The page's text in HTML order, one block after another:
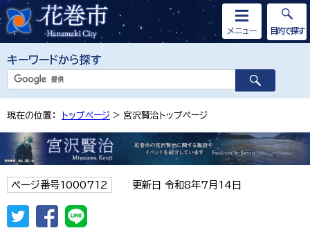
キーワードから探す
メニュー 目的で探す
現在の位置： トップページ > 宮沢賢治トップページ
ページ番号1000712 更新日 令和8年7月14日